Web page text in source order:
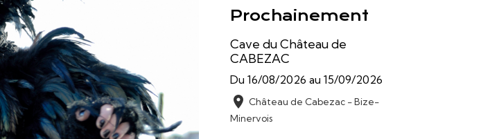
Prochainement
Cave du Château de
CABEZAC
Du 16/08/2026 au 15/09/2026
Château de Cabezac - Bize-
Minervois